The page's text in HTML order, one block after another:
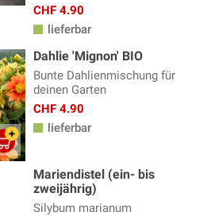
CHF 4.90
lieferbar
Dahlie 'Mignon' BIO
Bunte Dahlienmischung für
deinen Garten
CHF 4.90
lieferbar
Mariendistel (ein- bis
zweijährig)
Silybum marianum